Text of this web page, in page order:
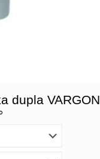
dupla VARGON